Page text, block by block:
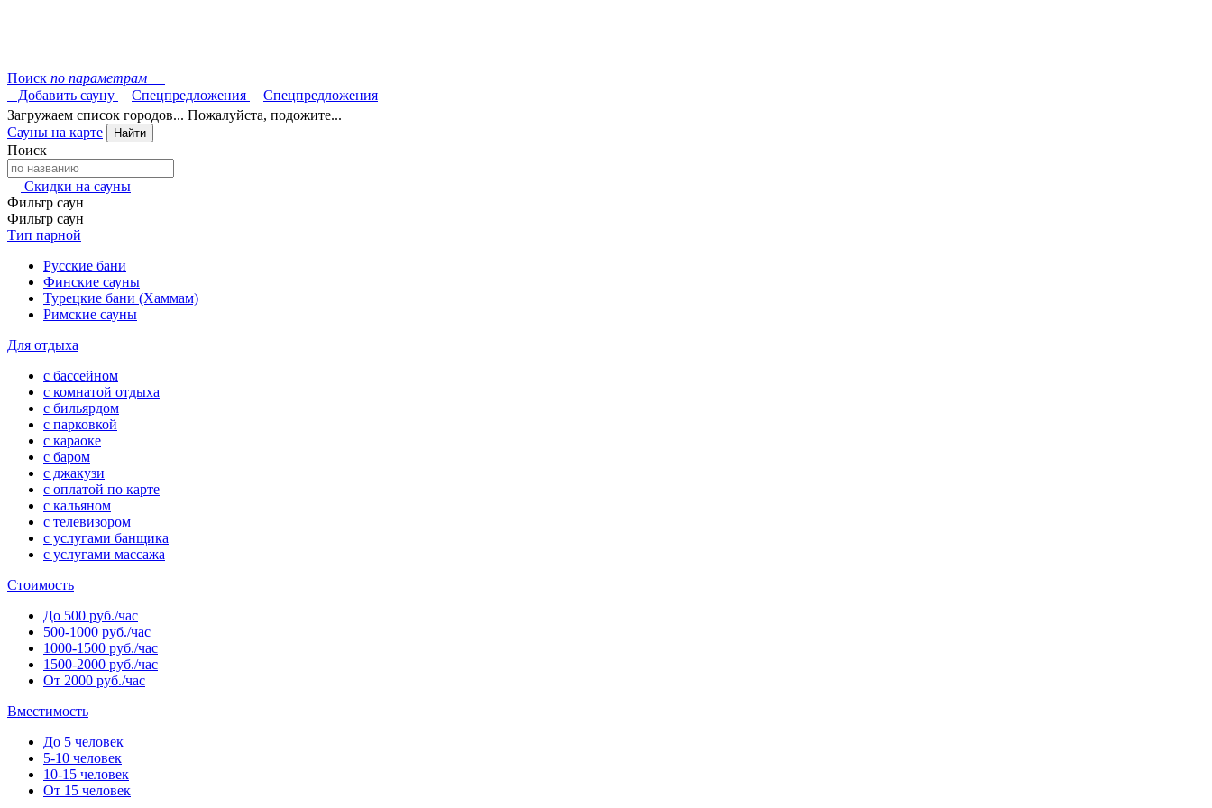
Поиск по параметрам
Добавить сауну
Спецпредложения
Спецпредложения
Загружаем список городов... Пожалуйста, подожите...
Сауны на карте
Найти
Поиск
Скидки на сауны
Фильтр саун
Фильтр саун
Тип парной
Русские бани
Финские сауны
Турецкие бани (Хаммам)
Римские сауны
Для отдыха
с бассейном
с комнатой отдыха
с бильярдом
с парковкой
с караоке
с баром
с джакузи
с оплатой по карте
с кальяном
с телевизором
с услугами банщика
с услугами массажа
Стоимость
До 500 руб./час
500-1000 руб./час
1000-1500 руб./час
1500-2000 руб./час
От 2000 руб./час
Вместимость
До 5 человек
5-10 человек
10-15 человек
От 15 человек